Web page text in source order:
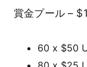
賞金プール –
60 x $50